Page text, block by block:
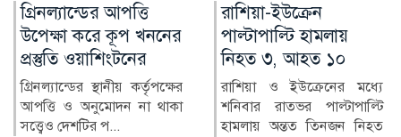
রাশিয়া-ইউক্রেন
পাল্টাপাল্টি হামলায়
নিহত ৩, আহত ১০
রাশিয়া ও ইউক্রেনের মধ্যে
শনিবার রাতভর পাল্টাপাল্টি
হামলায় অন্তত তিনজন নিহত
নোয়াখালীতে শাক ধুতে
গিয়ে গৃহবধূর মৃত্যু
নোয়াখালীর কবিরহাটে পুকুরে
শাক ধুতে গিয়ে পানিতে ডুবে
কুলসুম আক্তার লাকী (৩৯) ন...